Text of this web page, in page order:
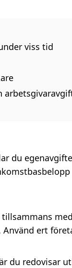
viss tid
du
ert
du redovisar